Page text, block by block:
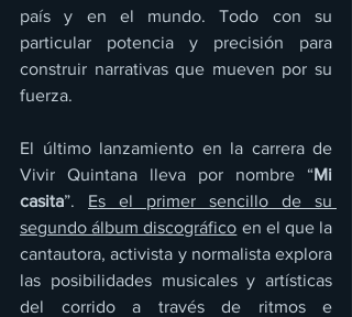
país y en el mundo. Todo con su
particular potencia y precisión para
construir narrativas que mueven por su
fuerza.
El último lanzamiento en la carrera de
Vivir Quintana lleva por nombre “Mi
casita”. Es el primer sencillo de su
segundo álbum discográfico en el que la
cantautora, activista y normalista explora
las posibilidades musicales y artísticas
del corrido a través de ritmos e